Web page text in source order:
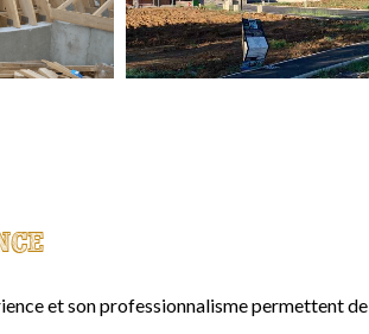
et son professionnalisme permettent de